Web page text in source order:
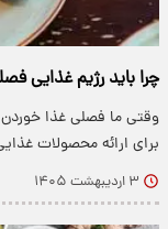
چرا باید رژیم غذایی
وقتی ما فصلی غذا خوردن
برای ارائه محصولات
۳ اردیبهشت ۱۴۰۵